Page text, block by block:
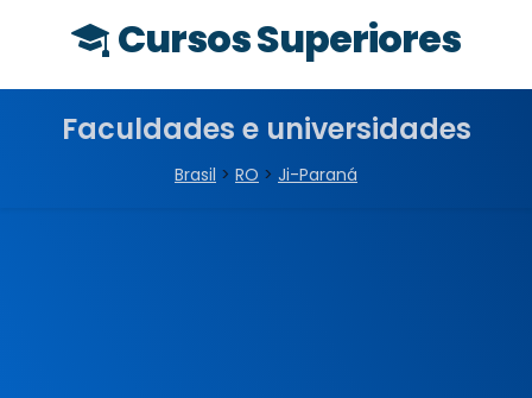
Cursos Superiores
Faculdades e universidades
Brasil > RO > Ji-Paraná